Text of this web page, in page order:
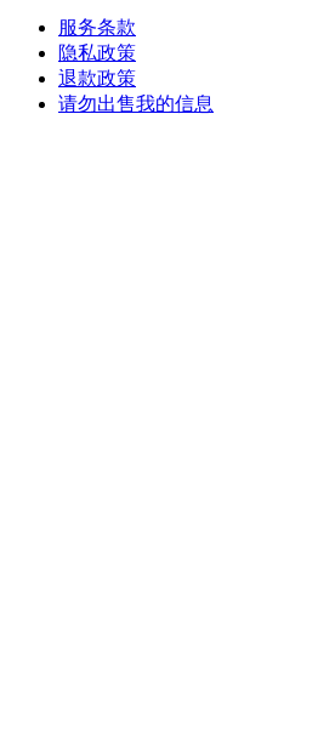
服务条款
隐私政策
退款政策
请勿出售我的信息